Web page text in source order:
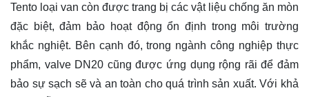
Tento loại van còn được trang bị các vật liệu chống ăn mòn
đặc biệt, đảm bảo hoạt động ổn định trong môi trường
khắc nghiệt. Bên cạnh đó, trong ngành công nghiệp thực
phẩm, valve DN20 cũng được ứng dụng rộng rãi để đảm
bảo sự sạch sẽ và an toàn cho quá trình sản xuất. Với khả